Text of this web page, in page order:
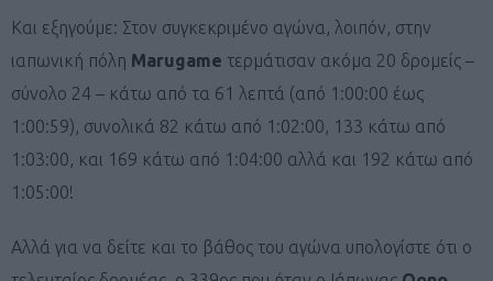
Και εξηγούμε: Στον συγκεκριμένο αγώνα, λοιπόν, στην
ιαπωνική πόλη Μarugame τερμάτισαν ακόμα 20 δρομείς –
σύνολο 24 – κάτω από τα 61 λεπτά (από 1:00:00 έως
1:00:59), συνολικά 82 κάτω από 1:02:00, 133 κάτω από
1:03:00, και 169 κάτω από 1:04:00 αλλά και 192 κάτω από
1:05:00!
Αλλά για να δείτε και το βάθος του αγώνα υπολογίστε ότι ο